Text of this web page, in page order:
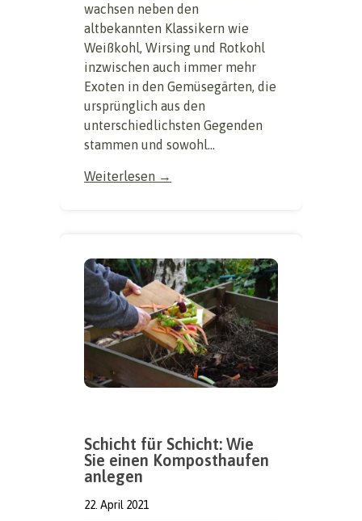
wachsen neben den
altbekannten Klassikern wie
Weißkohl, Wirsing und Rotkohl
inzwischen auch immer mehr
Exoten in den Gemüsegärten, die
ursprünglich aus den
unterschiedlichsten Gegenden
stammen und sowohl...
Weiterlesen →
Schicht für Schicht: Wie
Sie einen Komposthaufen
anlegen
22. April 2021